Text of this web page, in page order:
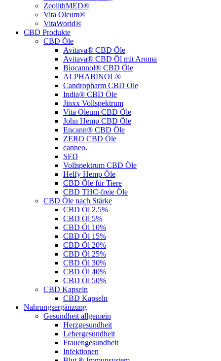
ZeolithMED®
Vita Oleum®
VitaWorld®
CBD Produkte
CBD Öle
Avitava® CBD Öle
Avitava® CBD Öl mit Aroma
Biocannol® CBD Öle
ALPHABINOL®
Candropharm CBD Öle
India® CBD Öle
Jinxx Vollspektrum
Vita Oleum CBD Öle
John Hemp CBD Öle
Encann® CBD Öle
ZERO CBD Öle
canneo.
SFD
Vollspektrum CBD Öle
Helfy Hemp Öle
CBD Öle für Tiere
CBD THC-freie Öle
CBD Öle nach Stärke
CBD Öl 2.5%
CBD Öl 5%
CBD Öl 10%
CBD Öl 15%
CBD Öl 20%
CBD Öl 25%
CBD Öl 30%
CBD Öl 40%
CBD Öl 50%
CBD Kapseln
CBD Kapseln
Nahrungsergänzung
Gesundheit allgemein
Herzgesundheit
Lebergesundheit
Frauengesundheit
Infektionen